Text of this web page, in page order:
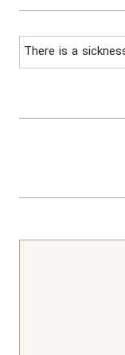
There is a